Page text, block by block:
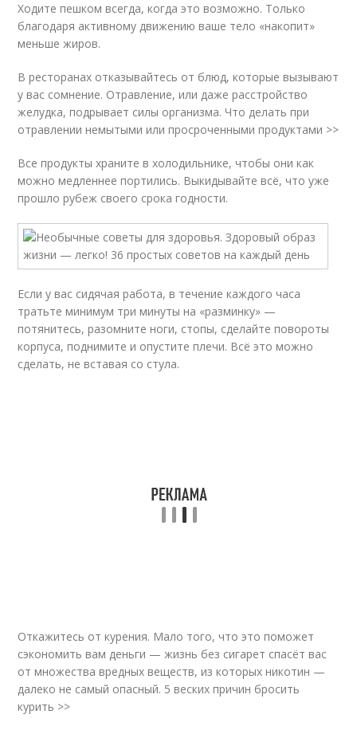
Ходите пешком всегда, когда это возможно. Только
благодаря активному движению ваше тело «накопит»
меньше жиров.
В ресторанах отказывайтесь от блюд, которые вызывают
у вас сомнение. Отравление, или даже расстройство
желудка, подрывает силы организма. Что делать при
отравлении немытыми или просроченными продуктами >>
Все продукты храните в холодильнике, чтобы они как
можно медленнее портились. Выкидывайте всё, что уже
прошло рубеж своего срока годности.
Если у вас сидячая работа, в течение каждого часа
тратьте минимум три минуты на «разминку» —
потянитесь, разомните ноги, стопы, сделайте повороты
корпуса, поднимите и опустите плечи. Всё это можно
сделать, не вставая со стула.
Откажитесь от курения. Мало того, что это поможет
сэкономить вам деньги — жизнь без сигарет спасёт вас
от множества вредных веществ, из которых никотин —
далеко не самый опасный. 5 веских причин бросить
курить >>